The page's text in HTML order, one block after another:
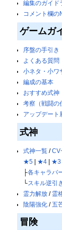
編集のガイド
コメント欄の
ゲームガ
序盤の手引き
よくある質問
小ネタ・小ワ
編成の基本
おすすめ式神
考察（戦闘の
アップデート
式神
式神一覧/CV
★5| ★4| ★3
├各キャラバ
└スキル逆引
霊力解放/ 霊
陰陽強化 /五
冒険